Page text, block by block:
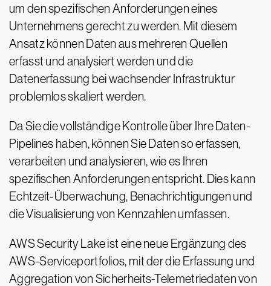
um den spezifischen Anforderungen eines
Unternehmens gerecht zu werden. Mit diesem
Ansatz können Daten aus mehreren Quellen
erfasst und analysiert werden und die
Datenerfassung bei wachsender Infrastruktur
problemlos skaliert werden.
Da Sie die vollständige Kontrolle über Ihre Daten-
Pipelines haben, können Sie Daten so erfassen,
verarbeiten und analysieren, wie es Ihren
spezifischen Anforderungen entspricht. Dies kann
Echtzeit-Überwachung, Benachrichtigungen und
die Visualisierung von Kennzahlen umfassen.
AWS Security Lake ist eine neue Ergänzung des
AWS-Serviceportfolios, mit der die Erfassung und
Aggregation von Sicherheits-Telemetriedaten von